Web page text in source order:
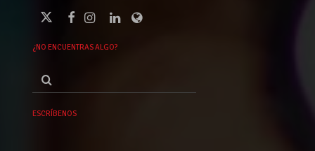
¿NO ENCUENTRAS ALGO?
Buscar
por:
ESCRÍBENOS